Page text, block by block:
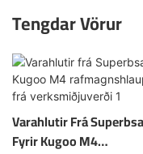
Tengdar Vörur
Varahlutir Frá
Fyrir Kugoo M4